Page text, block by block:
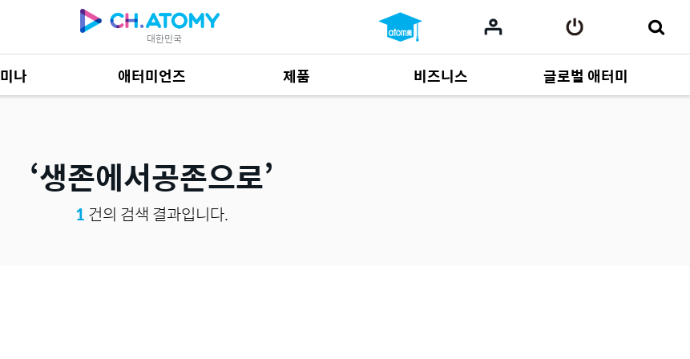
대한민국
나 애터미언즈 제품
제품 자료684
비즈니스
사업 자료165
글로벌 애터미
생존에서공존으로
1건의 검색 결과입니다.